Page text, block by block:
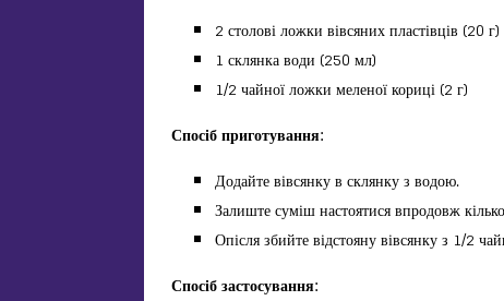
2 столові ложки вівсяних пластівців (20 г)
1 склянка води (250 мл)
1/2 чайної ложки меленої кориці (2 г)
Спосіб приготування:
Додайте вівсянку в склянку з водою.
Залиште суміш настоятися впродовж
Опісля збийте відстояну вівсянку з 1/2
Спосіб застосування: